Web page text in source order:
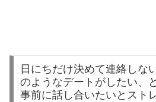
日にちだけ決めて連絡しな
のようなデートがしたい、
事前に話し合いたいとスト